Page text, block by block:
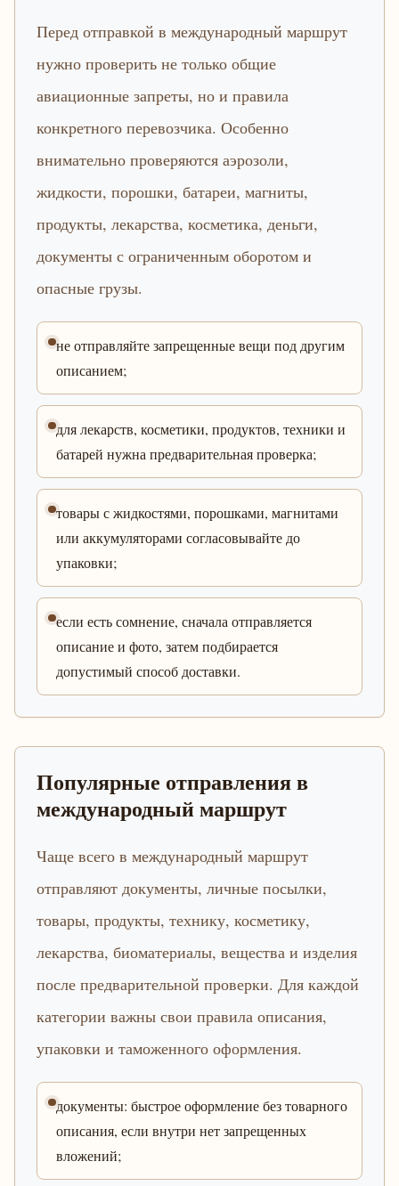
Перед отправкой в международный маршрут
нужно проверить не только общие
авиационные запреты, но и правила
конкретного перевозчика. Особенно
внимательно проверяются аэрозоли,
жидкости, порошки, батареи, магниты,
продукты, лекарства, косметика, деньги,
документы с ограниченным оборотом и
опасные грузы.
не отправляйте запрещенные вещи под другим
описанием;
для лекарств, косметики, продуктов, техники и
батарей нужна предварительная проверка;
товары с жидкостями, порошками, магнитами
или аккумуляторами согласовывайте до
упаковки;
если есть сомнение, сначала отправляется
описание и фото, затем подбирается
допустимый способ доставки.
Популярные отправления в
международный маршрут
Чаще всего в международный маршрут
отправляют документы, личные посылки,
товары, продукты, технику, косметику,
лекарства, биоматериалы, вещества и изделия
после предварительной проверки. Для каждой
категории важны свои правила описания,
упаковки и таможенного оформления.
документы: быстрое оформление без товарного
описания, если внутри нет запрещенных
вложений;